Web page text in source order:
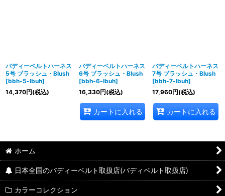
バディーベルトハーネス
5号 ブラッシュ・Blush
[bbh-5-lbuh]
14,370円(税込)
バディーベルトハーネス
6号 ブラッシュ・Blush
[bbh-6-lbuh]
16,330円(税込)
カートに入れる
バディーベルトハーネス
7号 ブラッシュ・Blush
[bbh-7-lbuh]
17,960円(税込)
カートに入れる
ホーム
日本全国のバディーベルト取扱店(バディベルト取扱店)
カラーコレクション